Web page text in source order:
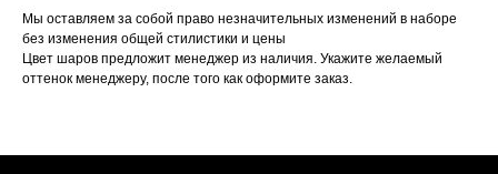
Мы оставляем за собой право незначительных изменений в наборе
без изменения общей стилистики и цены
Цвет шаров предложит менеджер из наличия. Укажите желаемый
оттенок менеджеру, после того как оформите заказ.